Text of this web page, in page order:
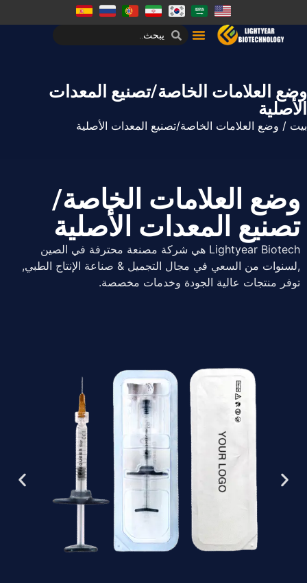
وضع العلامات الخاصة/تصنيع المعدات
الأصلية
بيت / وضع العلامات الخاصة/تصنيع المعدات الأصلية
وضع العلامات الخاصة/
تصنيع المعدات الأصلية
Lightyear Biotech هي شركة مصنعة محترفة في الصين
,لسنوات من السعي في مجال التجميل & صناعة الإنتاج الطبي,
توفر منتجات عالية الجودة وخدمات مخصصة.